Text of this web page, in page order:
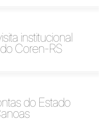
institucional
Coren-RS
do Estado